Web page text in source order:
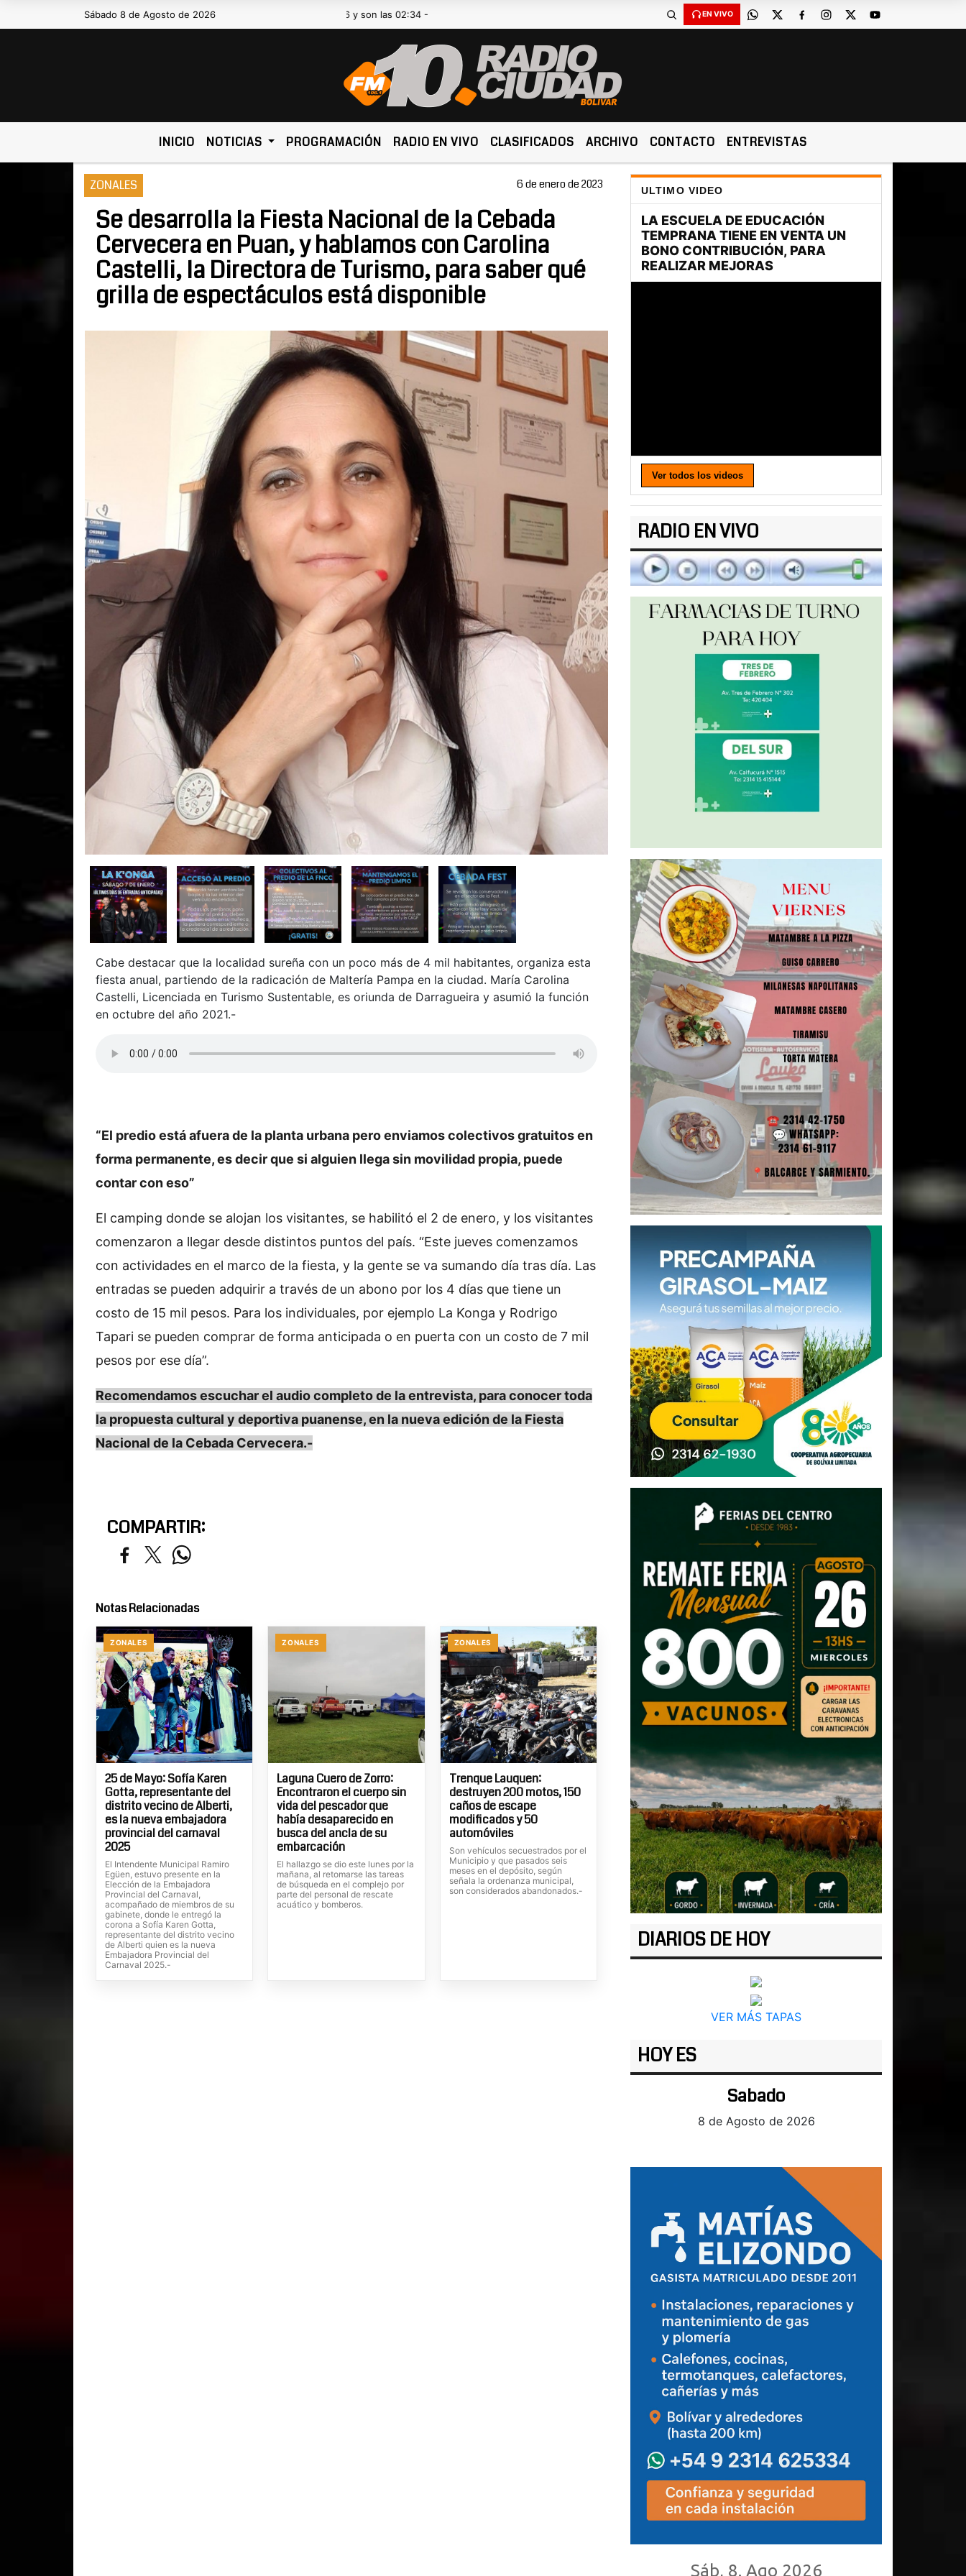
Sábado 8 de Agosto de 2026
Hoy es Sábado 8 de Agosto de 2026 y son las 02:34 - EN VIVO
INICIO NOTICIAS PROGRAMACIÓN RADIO EN VIVO CLASIFICADOS ARCHIVO CONTACTO ENTREVISTAS
ZONALES 6 de enero de 2023
Se desarrolla la Fiesta Nacional de la Cebada
Cervecera en Puan, y hablamos con Carolina
Castelli, la Directora de Turismo, para saber qué
grilla de espectáculos está disponible
Cabe destacar que la localidad sureña con un poco más de 4 mil habitantes, organiza esta
fiesta anual, partiendo de la radicación de Maltería Pampa en la ciudad. María Carolina
Castelli, Licenciada en Turismo Sustentable, es oriunda de Darragueira y asumió la función
en octubre del año 2021.-
“El predio está afuera de la planta urbana pero enviamos colectivos gratuitos en
forma permanente, es decir que si alguien llega sin movilidad propia, puede
contar con eso”
El camping donde se alojan los visitantes, se habilitó el 2 de enero, y los visitantes
comenzaron a llegar desde distintos puntos del país. “Este jueves comenzamos
con actividades en el marco de la fiesta, y la gente se va sumando día tras día. Las
entradas se pueden adquirir a través de un abono por los 4 días que tiene un
costo de 15 mil pesos. Para los individuales, por ejemplo La Konga y Rodrigo
Tapari se pueden comprar de forma anticipada o en puerta con un costo de 7 mil
pesos por ese día”.
Recomendamos escuchar el audio completo de la entrevista, para conocer toda
la propuesta cultural y deportiva puanense, en la nueva edición de la Fiesta
Nacional de la Cebada Cervecera.-
COMPARTIR:
Notas Relacionadas
ZONALES
25 de Mayo: Sofía Karen
Gotta, representante del
distrito vecino de Alberti,
es la nueva embajadora
provincial del carnaval
2025
El Intendente Municipal Ramiro
Egüen, estuvo presente en la
Elección de la Embajadora
Provincial del Carnaval,
acompañado de miembros de su
gabinete, donde le entregó la
corona a Sofía Karen Gotta,
representante del distrito vecino
de Alberti quien es la nueva
Embajadora Provincial del
Carnaval 2025.-
ZONALES
Laguna Cuero de Zorro:
Encontraron el cuerpo sin
vida del pescador que
había desaparecido en
busca del ancla de su
embarcación
El hallazgo se dio este lunes por la
mañana, al retomarse las tareas
de búsqueda en el complejo por
parte del personal de rescate
acuático y bomberos.
ZONALES
Trenque Lauquen:
destruyen 200 motos, 150
caños de escape
modificados y 50
automóviles
Son vehículos secuestrados por el
Municipio y que pasados seis
meses en el depósito, según
señala la ordenanza municipal,
son considerados abandonados.-
ULTIMO VIDEO
Ver todos los videos
RADIO EN VIVO
DIARIOS DE HOY
VER MÁS TAPAS
HOY ES
Sabado
8 de Agosto de 2026